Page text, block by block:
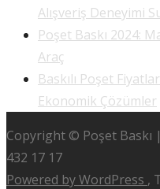
Alışveriş Deneyimi
Poşet Baskı 2024:
Araç
Baskılı Poşet
Ekonomik Çözümler
Copyright © Poşet Baskı
432 17 17
Powered by WordPress ,